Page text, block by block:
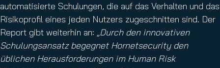
automatisierte Schulungen, die auf das Verhalten und das
Risikoprofil eines jeden Nutzers zugeschnitten sind. Der
Report gibt weiterhin an: „Durch den innovativen
Schulungsansatz begegnet Hornetsecurity den
üblichen Herausforderungen im Human Risk